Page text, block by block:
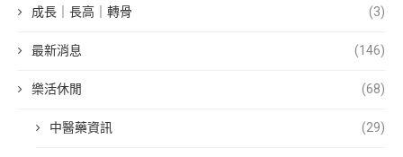
成長｜長高｜轉骨 (3)
最新消息 (146)
樂活休閒 (68)
中醫藥資訊 (29)